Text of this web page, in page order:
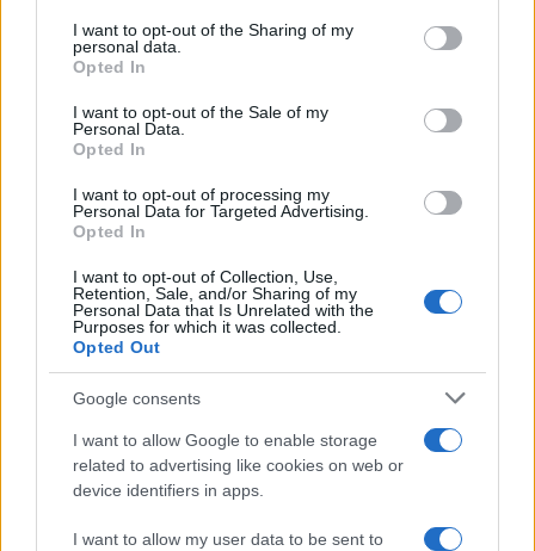
not limited to your visit or usage behaviour. You may click to
grant or deny consent to Google and its third-party tags to
use your data for below specified purposes in below Google
consent section.
I want to opt-out of the Sharing of my
personal data.
Opted In
I want to opt-out of the Sale of my
Personal Data.
Opted In
I want to opt-out of processing my
Personal Data for Targeted Advertising.
Opted In
I want to opt-out of Collection, Use,
Retention, Sale, and/or Sharing of my
Personal Data that Is Unrelated with the
Purposes for which it was collected.
Opted Out
Google consents
I want to allow Google to enable storage
related to advertising like cookies on web or
device identifiers in apps.
I want to allow my user data to be sent to
Το FIAT 500 Hybrid τώρα
από 18.990 ευρώ
Ατρόμητος και Novibet
το 2028
δεικτών FTSE4Good